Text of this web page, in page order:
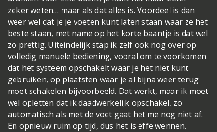
zeker weten… maar als dat alles is. Voordeel is dan
weer wel dat je je voeten kunt laten staan waar ze het
beste staan, met name op het korte baantje is dat wel
zo prettig. Uiteindelijk stap ik zelf ook nog over op
volledig manuele bediening, vooral om te voorkomen
dat het systeem opschakelt waar je het niet kunt
gebruiken, op plaatsten waar je al bijna weer terug
moet schakelen bijvoorbeeld. Dat werkt, maar ik moet
wel opletten dat ik daadwerkelijk opschakel, zo
automatisch als met de voet gaat het me nog niet af.
En opnieuw ruim op tijd, dus het is effe wennen.